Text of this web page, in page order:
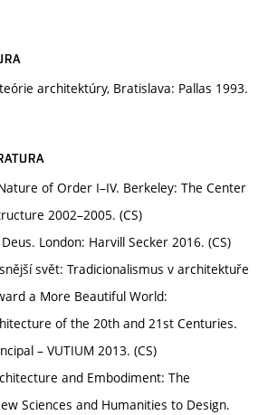
teórie architektúry, Bratislava: Pallas 1993.
Nature of Order I–IV. Berkeley: The Center
2002–2005. (CS)
Deus. London: Harvill Secker 2016. (CS)
svět: Tradicionalismus v architektuře
a More Beautiful World:
of the 20th and 21st Centuries.
– VUTIUM 2013. (CS)
and Embodiment: The
Sciences and Humanities to Design.